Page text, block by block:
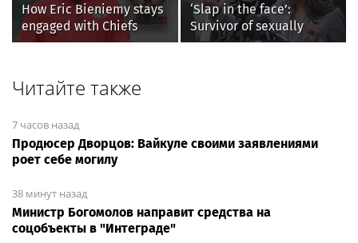
How Eric Bieniemy stays
engaged with Chiefs
while tending to wife,
‘Slap in the face’:
Survivor of sexually
explicit deepfakes
Читайте также
7 часов назад
Продюсер Дворцов: Вайкуле своими заявлениями
роет себе могилу
38 минут назад
Министр Богомолов направит средства на
соцобъекты в "Интеграде"